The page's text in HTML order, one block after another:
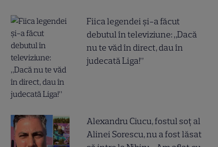
Fiica legendei și-a făcut
debutul în televiziune: „Dacă
nu te văd în direct, dau în
judecată Liga!”
Alexandru Ciucu, fostul soț al
Alinei Sorescu, nu a fost lăsat